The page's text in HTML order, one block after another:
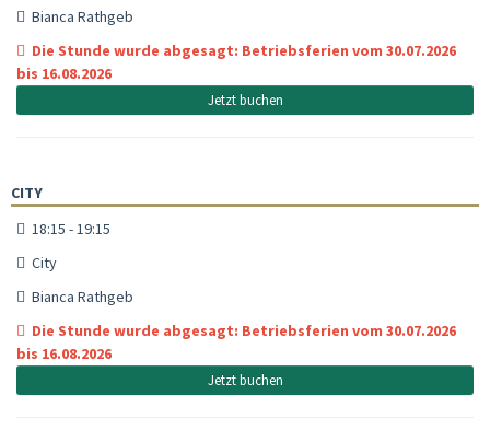
Bianca Rathgeb
Die Stunde wurde abgesagt: Betriebsferien vom 30.07.2026
bis 16.08.2026
Jetzt buchen
CITY
18:15 - 19:15
City
Bianca Rathgeb
Die Stunde wurde abgesagt: Betriebsferien vom 30.07.2026
bis 16.08.2026
Jetzt buchen